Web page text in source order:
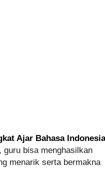
Ajar Bahasa Indonesia
guru bisa menghasilkan
menarik serta bermakna